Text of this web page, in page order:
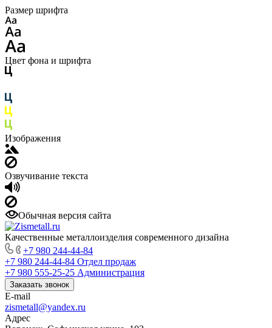
Размер шрифта
Цвет фона и шрифта
Изображения
Озвучивание текста
Обычная версия сайта
Качественные металлоизделия современного дизайна
+7 980 244-44-84
+7 980 244-44-84 Отдел продаж
+7 980 555-25-25 Администрация
Заказать звонок
E-mail
zismetall@yandex.ru
Адрес